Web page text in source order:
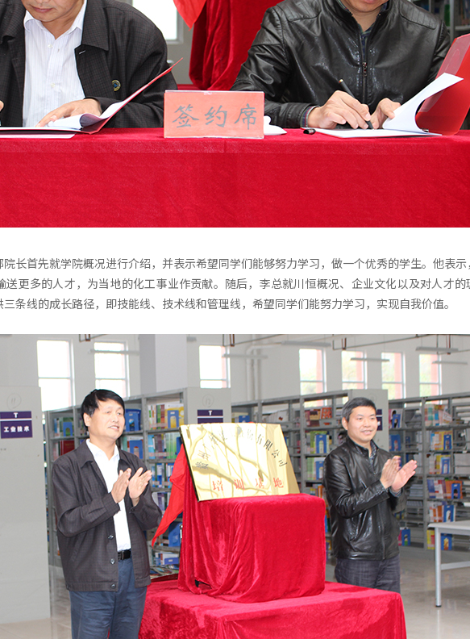
长首先就学院概况进行介绍，并表示希望同学们能够努力学习，做一个优秀的学生。他表示
送更多的人才，为当地的化工事业作贡献。随后，李总就川恒概况、企业文化以及对人才的
条线的成长路径，即技能线、技术线和管理线，希望同学们能努力学习，实现自我价值。